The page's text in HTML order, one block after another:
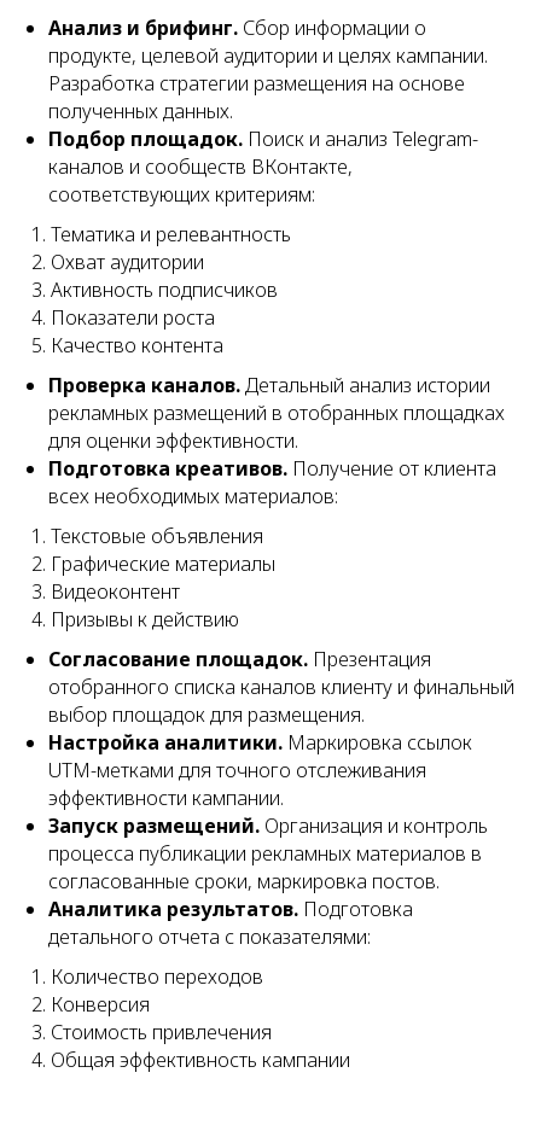
Анализ и брифинг. Сбор информации о
продукте, целевой аудитории и целях кампании.
Разработка стратегии размещения на основе
полученных данных.
Подбор площадок. Поиск и анализ Telegram-
каналов и сообществ ВКонтакте,
соответствующих критериям:
Тематика и релевантность
Охват аудитории
Активность подписчиков
Показатели роста
Качество контента
Проверка каналов.Детальный анализ истории
рекламных размещений в отобранных площадках
для оценки эффективности.
Подготовка креативов. Получение от клиента
всех необходимых материалов:
Текстовые объявления
Графические материалы
Видеоконтент
Призывы к действию
Согласование площадок. Презентация
отобранного списка каналов клиенту и финальный
выбор площадок для размещения.
Настройка аналитики. Маркировка ссылок
UTM-метками для точного отслеживания
эффективности кампании.
Запуск размещений. Организация и контроль
процесса публикации рекламных материалов в
согласованные сроки, маркировка постов.
Аналитика результатов. Подготовка
детального отчета с показателями:
Количество переходов
Конверсия
Стоимость привлечения
Общая эффективность кампании